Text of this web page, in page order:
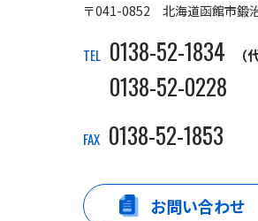
〒041-0852 北海道函館市鍛
TEL 0138-52-1834 （
0138-52-0228
FAX 0138-52-1853
お問い合わせ